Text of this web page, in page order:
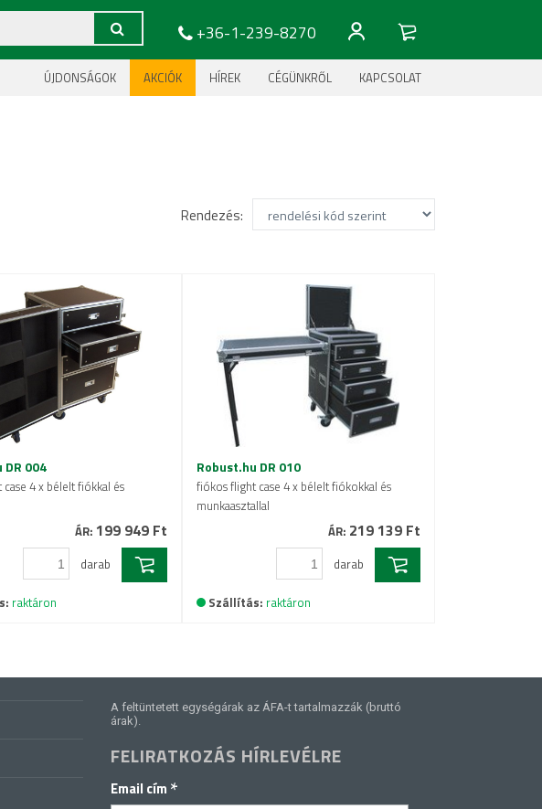
+36-1-239-8270
KAPCSOLAT
CÉGÜNKRŐL
HÍREK
AKCIÓK
ÚJDONSÁGOK
Rendezés:
DR 004
4 x bélelt fiókkal és
ÁR: 199 949 Ft
darab
raktáron
Robust.hu DR 010
fiókos flight case 4 x bélelt fiókokkal és
munkaasztallal
ÁR: 219 139 Ft
darab
Szállítás: raktáron
A feltüntetett egységárak az ÁFA-t tartalmazzák (bruttó
árak).
FELIRATKOZÁS HÍRLEVÉLRE
Email cím *